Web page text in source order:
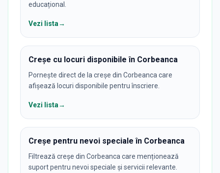
educațional.
Vezi lista→
Creșe cu locuri disponibile în Corbeanca
Pornește direct de la creșe din Corbeanca care
afișează locuri disponibile pentru înscriere.
Vezi lista→
Creșe pentru nevoi speciale în Corbeanca
Filtrează creșe din Corbeanca care menționează
suport pentru nevoi speciale și servicii relevante.